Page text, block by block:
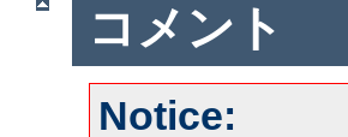
コメント
Notice: